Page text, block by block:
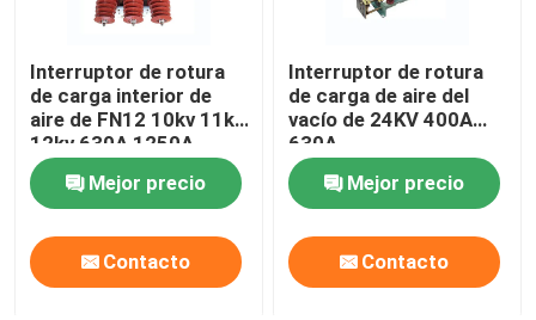
Interruptor de rotura
de carga interior de
aire de FN12 10kv 11kv
12kv 630A 1250A
Mejor precio
Contacto
Interruptor de rotura
de carga de aire del
vacío de 24KV 400A
630A
Mejor precio
Contacto